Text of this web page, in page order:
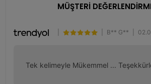
MÜŞTERİ
B** G**
Tek kelimeyle Mükemmel ...